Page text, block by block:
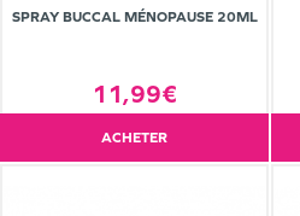
SPRAY BUCCAL MÉNOPAUSE 20ML
11,99€
ACHETER